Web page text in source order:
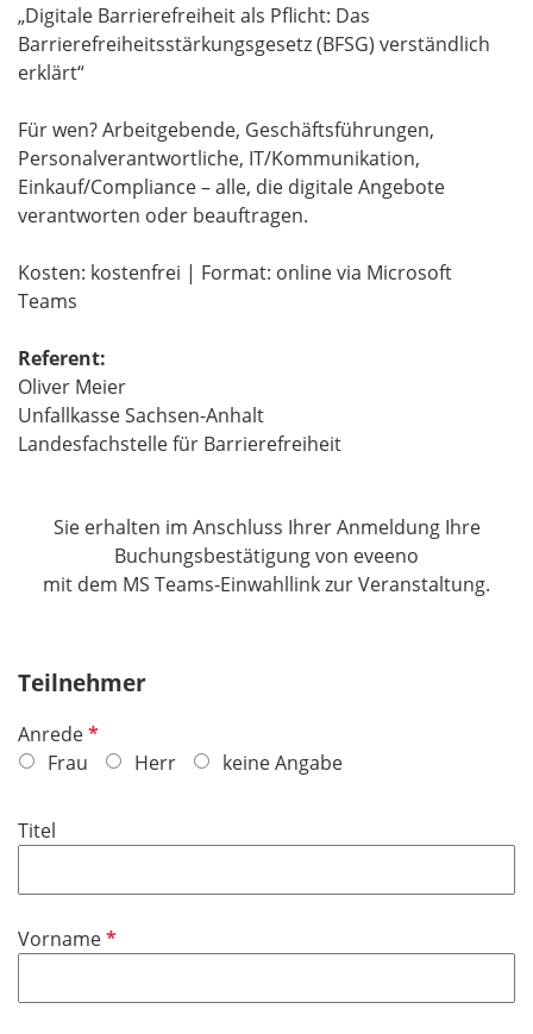
„Digitale Barrierefreiheit als Pflicht: Das
Barrierefreiheitsstärkungsgesetz (BFSG) verständlich
erklärt“
Für wen? Arbeitgebende, Geschäftsführungen,
Personalverantwortliche, IT/Kommunikation,
Einkauf/Compliance – alle, die digitale Angebote
verantworten oder beauftragen.
Kosten: kostenfrei | Format: online via Microsoft
Teams
​​​​​​​Referent:
​​​​​​​Oliver Meier
Unfallkasse Sachsen-Anhalt
​​​​​​​Landesfachstelle für Barrierefreiheit
Sie erhalten im Anschluss Ihrer Anmeldung Ihre
Buchungsbestätigung von eveeno
​​​​​​​mit dem MS Teams-Einwahllink zur Veranstaltung.​​​​​​​
Teilnehmer
AnredeP
f
c
t
f
e
Frau Herr keine Angabe
Titel
VornameP